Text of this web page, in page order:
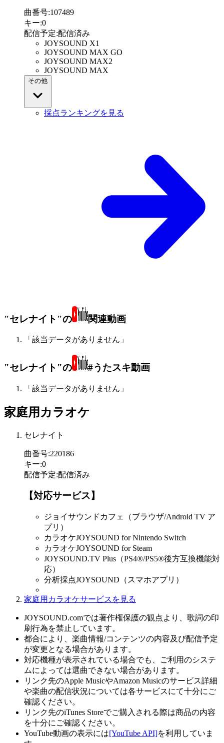
曲番号:107489
キー:0
配信予定:配信済み
JOYSOUND X1
JOYSOUND MAX GO
JOYSOUND MAX2
JOYSOUND MAX
その他
採点ランキングを見る
"セレナイト"の 関連動画
「該当データがありません」
"セレナイト"の #うたスキ動画
「該当データがありません」
家庭用カラオケ
セレナイト
曲番号:220186
キー:0
配信予定:配信済み
【対応サービス】
ジョイサウンドカフェ（ブラウザ/Android TV ア
プリ）
カラオケJOYSOUND for Nintendo Switch
カラオケJOYSOUND for Steam
JOYSOUND.TV Plus（PS4®/PS5®後方互換機能対
応）
分析採点JOYSOUND（スマホアプリ）
家庭用カラオケサービスを見る
JOYSOUND.comでは著作権保護の観点より、歌詞の印
刷行為を禁止しています。
都合により、楽曲情報/コンテンツの内容及び配信予定
が変更となる場合があります。
対応機種が表示されている場合でも、ご利用のシステ
ムによっては選曲できない場合があります。
リンク先のApple MusicやAmazon Musicのサービス詳細
や楽曲の配信状況については各サービスにて十分にご
確認ください。
リンク先のiTunes Storeでご購入される際は商品の内容
を十分にご確認ください。
YouTube動画の表示には[YouTube API]を利用していま